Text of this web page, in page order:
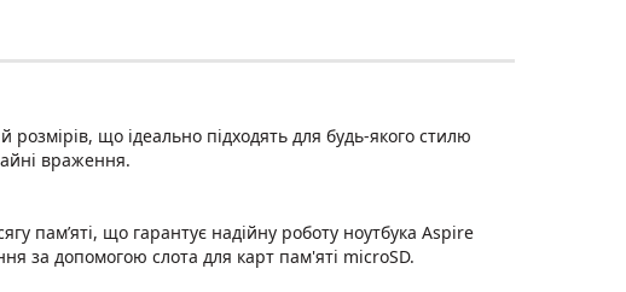
що ідеально підходять для будь-якого стилю
враження.
пам’яті, що гарантує надійну роботу ноутбука Aspire
за допомогою слота для карт пам'яті microSD.